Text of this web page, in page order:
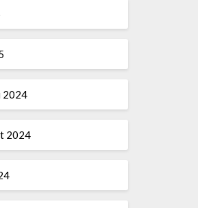
2024
2024